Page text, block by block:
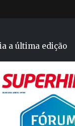
a última edição